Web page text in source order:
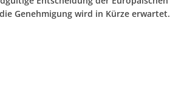
Genehmigung wird in Kürze erwartet.